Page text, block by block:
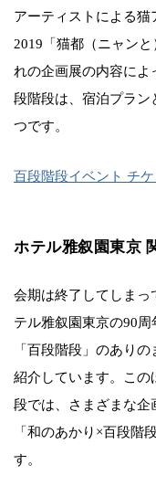
アーティストによる
2019「猫都（ニャン
れの企画展の内容によ
段階段は、宿泊プラン
つです。
百段階段イベント チ
ホテル雅叙園東京
会期は終了してしまっ
テル雅叙園東京の90周
「百段階段」のあり
紹介しています。この
段では、さまざまな企
「和のあかり×百段階
す。